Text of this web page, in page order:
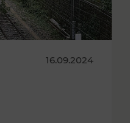
16.09.2024